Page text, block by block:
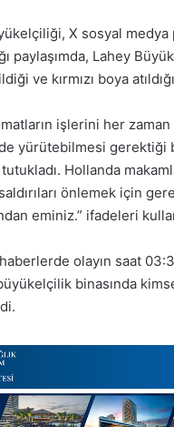
X sosyal
paylaşımda, Lahey
ve kırmızı boya
işlerini her
yürütebilmesi gerektiği
Hollanda
önlemek için
eminiz.” ifadeleri
olayın saat
binasında